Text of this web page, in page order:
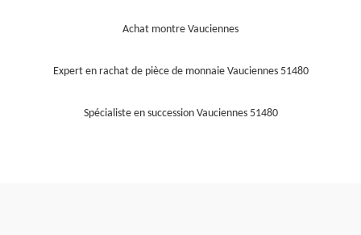
Achat montre Vauciennes
Expert en rachat de pièce de monnaie Vauciennes 51480
Spécialiste en succession Vauciennes 51480